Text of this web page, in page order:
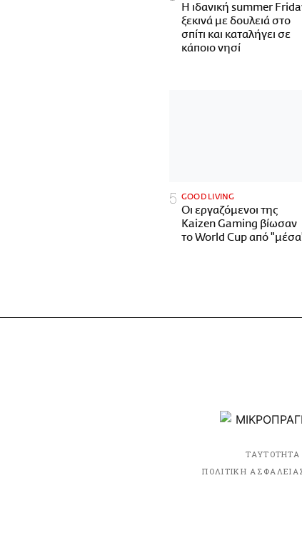
Η ιδανική summer
ξεκινά με δουλειά στο
σπίτι και καταλήγει σε
κάποιο νησί
GOOD LIVING
Οι εργαζόμενοι της
Kaizen Gaming βίωσαν
το World Cup από
ΤΑΥΤΟΤΗΤΑ
ΠΟΛΙΤΙΚΗ